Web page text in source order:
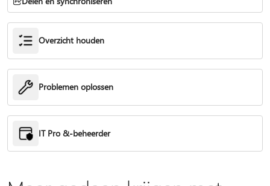
Overzicht houden
Problemen oplossen
IT Pro &-beheerder